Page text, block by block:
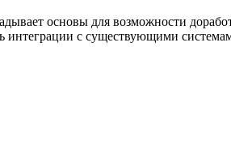
основы для возможности
интеграции с существующими